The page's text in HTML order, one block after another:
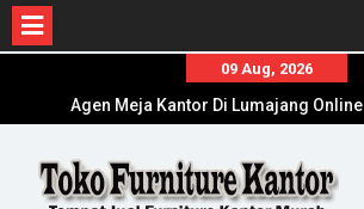
content
09 Aug, 2026
Agen Meja Kantor Di Lumajang Online
Toko Meja Kantor Di Bojonegoro Online
Terpercaya